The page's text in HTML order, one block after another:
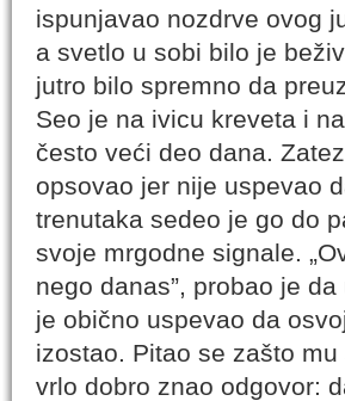
ispunjavao nozdrve ovog
a svetlo u sobi bilo je
jutro bilo spremno da
Seo je na ivicu kreveta i
često veći deo dana.
opsovao jer nije uspevao
trenutaka sedeo je go do
svoje mrgodne signale.
nego danas”, probao je
je obično uspevao da
izostao. Pitao se zašto
vrlo dobro znao odgovor: